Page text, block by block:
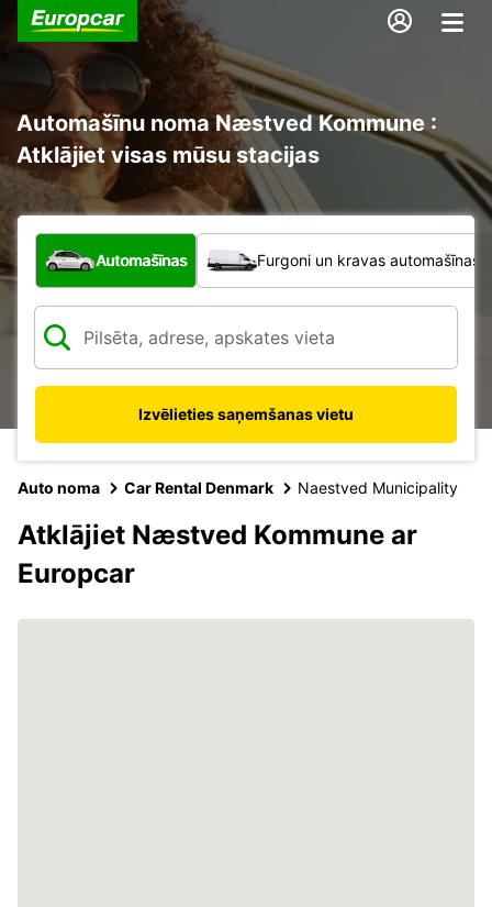
Automašīnu noma Næstved Kommune :
Atklājiet visas mūsu stacijas
Kāda veida transportlīdzeklis?
Automašīnas Furgoni un kravas automašīnas
Izvēlieties saņemšanas vietu
Auto noma Car Rental Denmark Naestved Municipality
Atklājiet Næstved Kommune ar
Europcar